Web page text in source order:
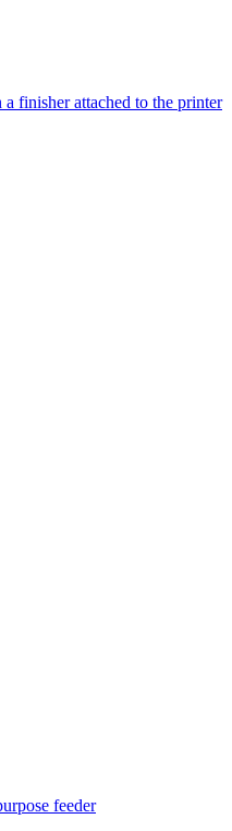
finisher attached to the printer
feeder